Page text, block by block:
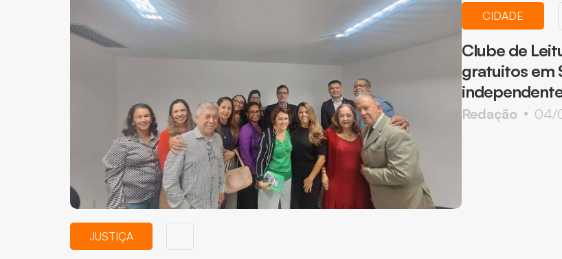
JUSTIÇA
CIDADE
Clube de
gratuitos em
Redação 04/